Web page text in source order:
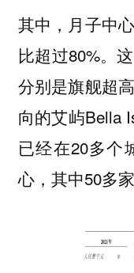
其中， 月子中心
比超过80%。
分别是旗舰超
向的艾屿Bella
已经在20多个
心，其中50多家